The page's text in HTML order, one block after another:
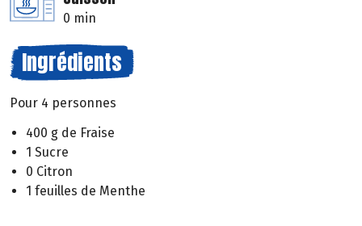
0 min
Ingrédients
Pour 4 personnes
400 g de Fraise
1 Sucre
0 Citron
1 feuilles de Menthe